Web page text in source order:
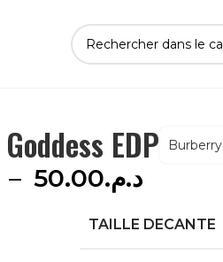
EDP Burberry
– د.م.50.00
TAILLE DECANTE